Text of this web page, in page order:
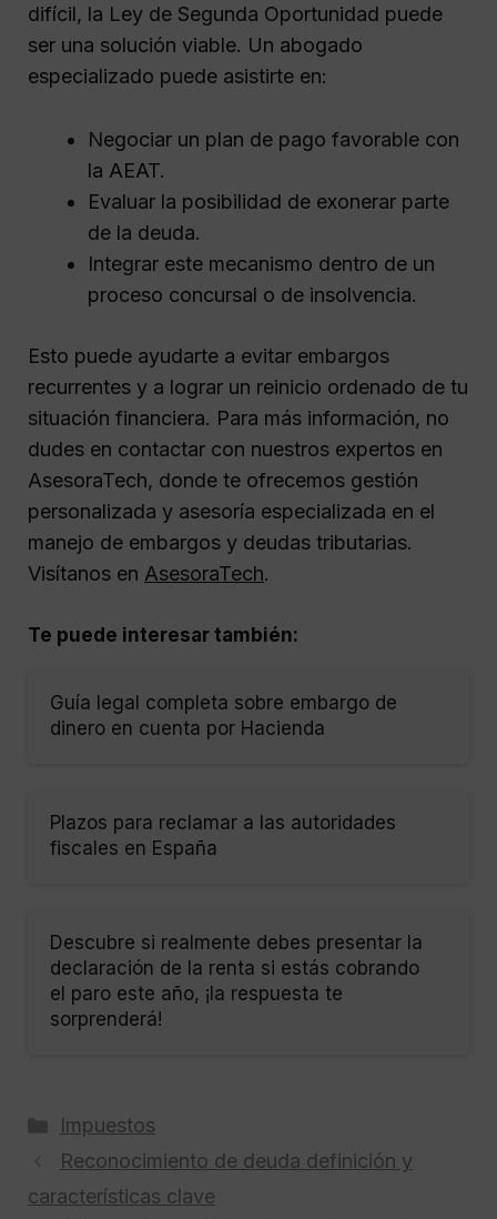
difícil, la Ley de Segunda Oportunidad puede
ser una solución viable. Un abogado
especializado puede asistirte en:
Negociar un plan de pago favorable con
la AEAT.
Evaluar la posibilidad de exonerar parte
de la deuda.
Integrar este mecanismo dentro de un
proceso concursal o de insolvencia.
Esto puede ayudarte a evitar embargos
recurrentes y a lograr un reinicio ordenado de tu
situación financiera. Para más información, no
dudes en contactar con nuestros expertos en
AsesoraTech, donde te ofrecemos gestión
personalizada y asesoría especializada en el
manejo de embargos y deudas tributarias.
Visítanos en AsesoraTech.
Te puede interesar también:
Guía legal completa sobre embargo de
dinero en cuenta por Hacienda
Plazos para reclamar a las autoridades
fiscales en España
Descubre si realmente debes presentar la
declaración de la renta si estás cobrando
el paro este año, ¡la respuesta te
sorprenderá!
Categorías
Impuestos
Reconocimiento de deuda definición y
características clave